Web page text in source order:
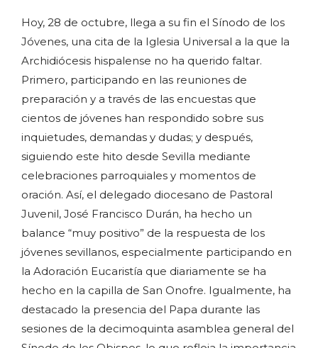
Hoy, 28 de octubre, llega a su fin el Sínodo de los
Jóvenes, una cita de la Iglesia Universal a la que la
Archidiócesis hispalense no ha querido faltar.
Primero, participando en las reuniones de
preparación y a través de las encuestas que
cientos de jóvenes han respondido sobre sus
inquietudes, demandas y dudas; y después,
siguiendo este hito desde Sevilla mediante
celebraciones parroquiales y momentos de
oración. Así, el delegado diocesano de Pastoral
Juvenil, José Francisco Durán, ha hecho un
balance “muy positivo” de la respuesta de los
jóvenes sevillanos, especialmente participando en
la Adoración Eucaristía que diariamente se ha
hecho en la capilla de San Onofre. Igualmente, ha
destacado la presencia del Papa durante las
sesiones de la decimoquinta asamblea general del